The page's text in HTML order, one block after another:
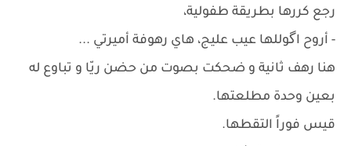
رجع كررها بطريقة طفولية،
- أروح اگوللها عيب عليج، هاي رهوفة أميرتي ...
هنا رهف ثانية و ضحكت بصوت من حضن ريّا و تباوع له
بعين وحدة مطلعتها.
قيس فوراً التقطها.